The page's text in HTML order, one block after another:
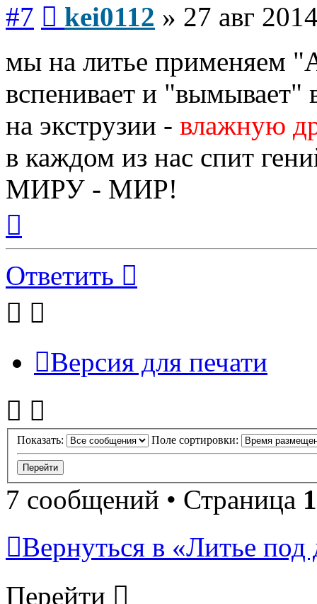
#7 kei0112 » 27 авг
мы на литье применяем
вспенивает и "вымывает"
на экструзии - влажную
в каждом из нас спит
МИРУ - МИР!
началу
Ответить
Версия для печати
Показать: Поле сортировки:
7 сообщений • Страница 1
Вернуться в «Литье
Перейти